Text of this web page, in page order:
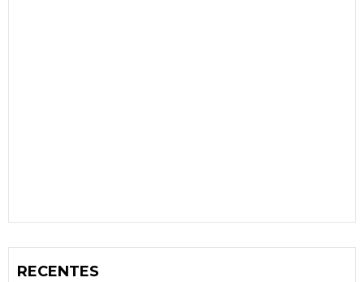
RECENTES